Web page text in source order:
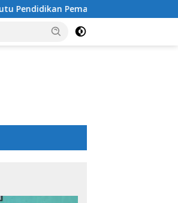
Ketika Sekolah Tanpa Mata dan